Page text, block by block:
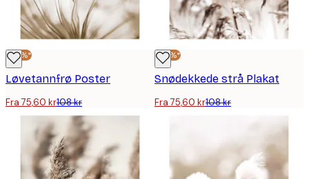
-30%*
Løvetannfrø Poster
Fra 75,60 kr108 kr
-30%*
Snødekkede strå Plakat
Fra 75,60 kr108 kr